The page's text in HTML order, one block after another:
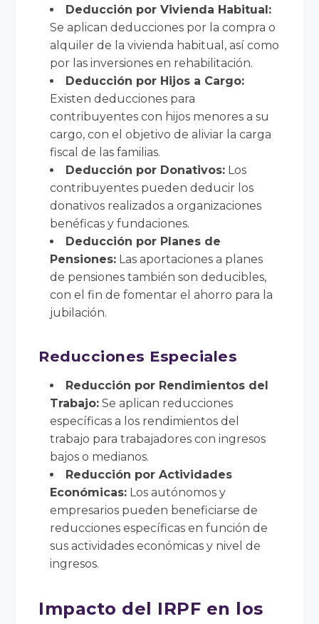
Deducción por Vivienda Habitual:
Se aplican deducciones por la compra o
alquiler de la vivienda habitual, así como
por las inversiones en rehabilitación.
Deducción por Hijos a Cargo:
Existen deducciones para
contribuyentes con hijos menores a su
cargo, con el objetivo de aliviar la carga
fiscal de las familias.
Deducción por Donativos: Los
contribuyentes pueden deducir los
donativos realizados a organizaciones
benéficas y fundaciones.
Deducción por Planes de
Pensiones: Las aportaciones a planes
de pensiones también son deducibles,
con el fin de fomentar el ahorro para la
jubilación.
Reducciones Especiales
Reducción por Rendimientos del
Trabajo: Se aplican reducciones
específicas a los rendimientos del
trabajo para trabajadores con ingresos
bajos o medianos.
Reducción por Actividades
Económicas: Los autónomos y
empresarios pueden beneficiarse de
reducciones específicas en función de
sus actividades económicas y nivel de
ingresos.
Impacto del IRPF en los